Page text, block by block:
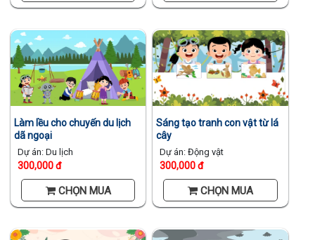
Làm lều cho chuyến du lịch
dã ngoại
Dự án: Du lịch
300,000 đ
CHỌN MUA
Sáng tạo tranh con vật từ lá
cây
Dự án: Động vật
300,000 đ
CHỌN MUA